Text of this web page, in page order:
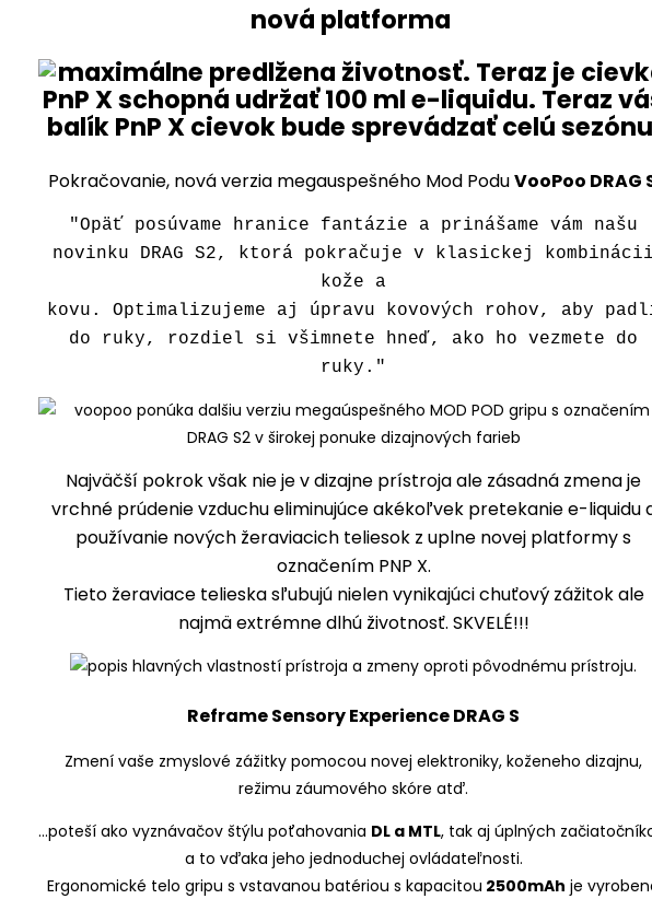
nová platforma
Pokračovanie, nová verzia megauspešného Mod PoduVooPoo DRAG
"Opäť posúvame hranice fantázie a prinášame vám našu
novinku DRAG S2, ktorá pokračuje v klasickej kombinácii
kože a
kovu. Optimalizujeme aj úpravu kovových rohov, aby
do ruky, rozdiel si všimnete hneď, ako ho vezmete do
ruky."
Najväčší pokrok však nie je v dizajne prístroja ale zásadná zmena je
vrchné prúdenie vzduchu eliminujúce akékoľvek pretekanie e-liquidu
používanie nových žeraviacich teliesok z uplne novej platformy s
označením PNP X.
Tieto žeraviace telieska sľubujú nielen vynikajúci chuťový zážitok ale
najmä extrémne dlhú životnosť. SKVELÉ!!!
Reframe Sensory Experience DRAG S
Zmení vaše zmyslové zážitky pomocou novej elektroniky, koženeho dizajnu,
režimu záumového skóre atď.
...poteší ako vyznávačov štýlu poťahovania DL a MTL, tak aj úplných
a to vďaka jeho jednoduchej ovládateľnosti.
Ergonomické telo gripu s vstavanou batériou s kapacitou 2500mAh je